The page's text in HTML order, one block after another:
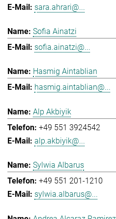
sara.ahrari@...
Sofia Ainatzi
sofia.ainatzi@...
Hasmig Aintablian
hasmig.aintablian@...
Alp Akbiyik
+49 551 3924542
alp.akbiyik@...
Sylwia Albarus
+49 551 201-1210
sylwia.albarus@...